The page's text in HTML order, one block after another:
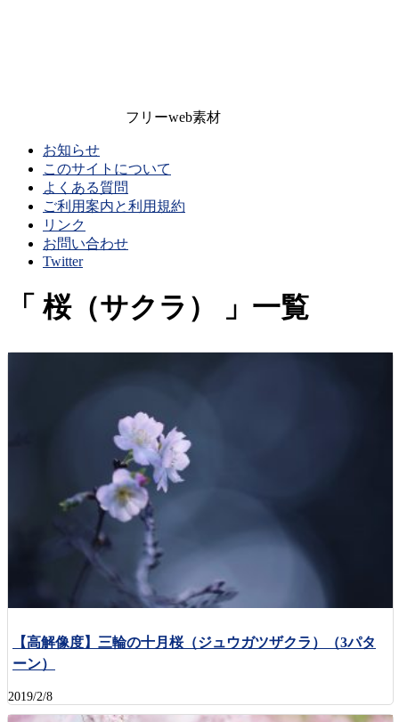
フリーweb素材
お知らせ
このサイトについて
よくある質問
ご利用案内と利用規約
リンク
お問い合わせ
Twitter
桜（サクラ） 一覧
【高解像度】三輪の十月桜（ジュウガツザクラ）（3パタ
ーン）
2019/2/8